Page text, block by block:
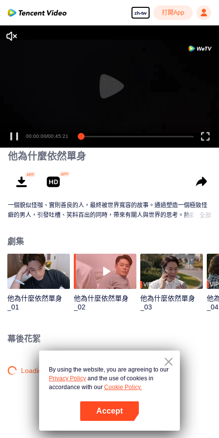
zh-tw 打開App
00:00:00/00:45:21
他為什麼依然單身
一個貌似怪咖、實則善良的人，最終被世界寬容的故事。通過塑造一個極致怪
癖的男人，引發吐槽、笑料百出的同時，帶來有關人與世界的思考。熱愛生活
神，他將如何應對，最終抱得美人歸。食無定味，適口者珍！沒有不結婚的男
人，只是沒有找到適配的那個人罷了。
全部
劇集
他為什麼依然單身
_01
他為什麼依然單身
_02
VIP
他為什麼依然單身
_03
VIP
他
_04
幕後花絮
Loading…By using the website, you are agreeing to our
Privacy Policy and the use of cookies in
accordance with our Cookie Policy.
Accept